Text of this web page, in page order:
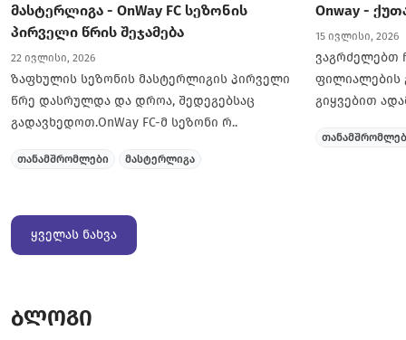
მასტერლიგა - OnWay FC სეზონის
პირველი წრის შეჯამება
22 ივლისი, 2026
ზაფხულის სეზონის მასტერლიგის პირველი
წრე დასრულდა და დროა, შედეგებსაც
გადავხედოთ.OnWay FC-მ სეზონი რ..
თანამშრომლები მასტერლიგა
Onway -
15 ივლისი, 2026
ვაგრძელებთ
ფილიალების
გიყვებით
ყველას ნახვა
ბლოგი